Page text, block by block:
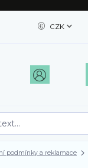
CZK
podmínky a reklamace